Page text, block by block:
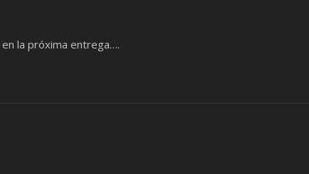
la próxima entrega….